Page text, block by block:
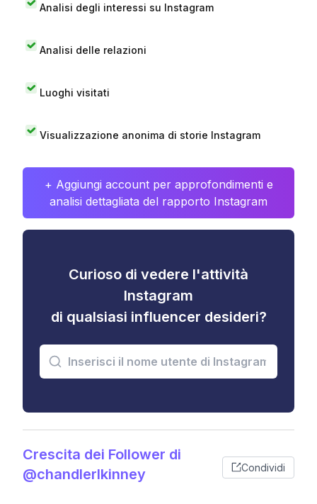
Analisi degli interessi su Instagram
Analisi delle relazioni
Luoghi visitati
Visualizzazione anonima di storie Instagram
+ Aggiungi account per approfondimenti e
analisi dettagliata del rapporto Instagram
Curioso di vedere l'attività
Instagram
di qualsiasi influencer desideri?
Crescita dei Follower di
@chandlerlkinney
Condividi